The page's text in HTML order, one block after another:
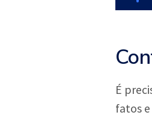
É
fatos